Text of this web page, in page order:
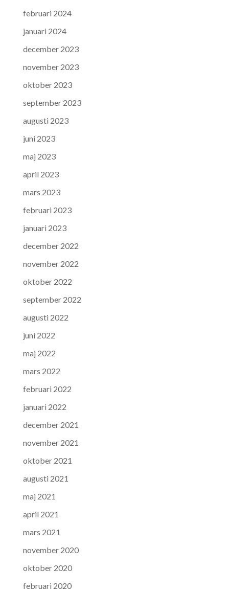
februari 2024
januari 2024
december 2023
november 2023
oktober 2023
september 2023
augusti 2023
juni 2023
maj 2023
april 2023
mars 2023
februari 2023
januari 2023
december 2022
november 2022
oktober 2022
september 2022
augusti 2022
juni 2022
maj 2022
mars 2022
februari 2022
januari 2022
december 2021
november 2021
oktober 2021
augusti 2021
maj 2021
april 2021
mars 2021
november 2020
oktober 2020
februari 2020